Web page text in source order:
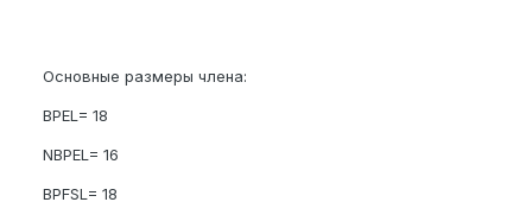
Основные размеры члена:
BPEL= 18
NBPEL= 16
BPFSL= 18